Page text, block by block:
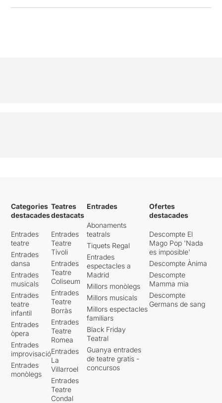
Categories
destacades
Entrades
teatre
Entrades
dansa
Entrades
musicals
Entrades
teatre
infantil
Entrades
òpera
Entrades
improvisació
Entrades
monòlegs
Teatres
destacats
Entrades
Teatre
Tívoli
Entrades
Teatre
Coliseum
Entrades
Teatre
Borràs
Entrades
Teatre
Romea
Entrades
La
Villarroel
Entrades
Teatre
Condal
Entrades
Abonaments
teatrals
Tiquets Regal
Entrades
espectacles a
Madrid
Millors monòlegs
Millors musicals
Millors espectacles
familiars
Black Friday
Teatral
Guanya entrades
de teatre gratis -
concursos
Ofertes
destacades
Descompte El
Mago Pop 'Nada
es imposible'
Descompte Ànima
Descompte
Mamma mia
Descompte
Germans de sang